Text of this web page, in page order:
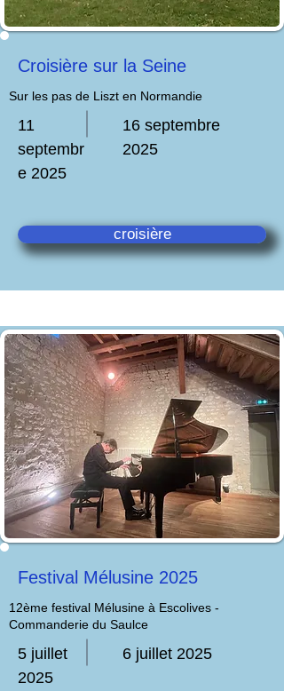
Croisière sur la Seine
Sur les pas de Liszt en Normandie
11
septembr
e 2025
16 septembre
2025
croisière
Festival Mélusine 2025
12ème festival Mélusine à Escolives -
Commanderie du Saulce
5 juillet
2025
6 juillet 2025